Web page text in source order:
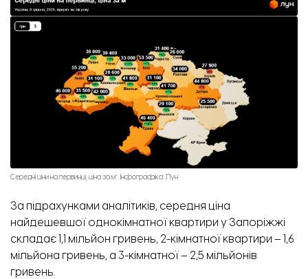
Середні ціни на первинці, ціна за м². Інфографіка: Лун
За підрахунками аналітиків, середня ціна
найдешевшої однокімнатної квартири у Запоріжжі
складає 1,1 мільйон гривень, 2-кімнатної квартири – 1,6
мільйона гривень, а 3-кімнатної – 2,5 мільйонів
гривень.